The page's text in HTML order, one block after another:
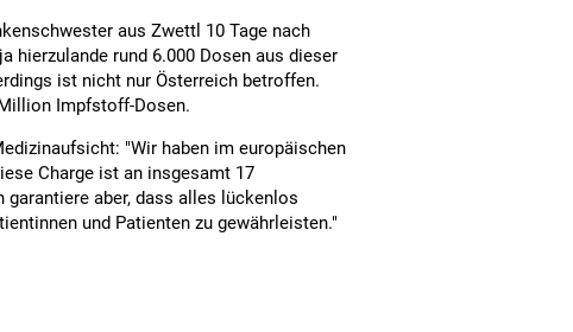
aus Zwettl 10 Tage nach
hierzulande rund 6.000 Dosen aus dieser
ist nicht nur Österreich betroffen.
Impfstoff-Dosen.
"Wir haben im europäischen
Charge ist an insgesamt 17
garantiere aber, dass alles lückenlos
und Patienten zu gewährleisten."